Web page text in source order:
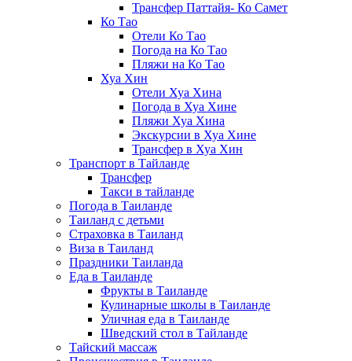
Трансфер Паттайя- Ко Самет
Ко Тао
Отели Ко Тао
Погода на Ко Тао
Пляжи на Ко Тао
Хуа Хин
Отели Хуа Хина
Погода в Хуа Хине
Пляжи Хуа Хина
Экскурсии в Хуа Хине
Трансфер в Хуа Хин
Транспорт в Тайланде
Трансфер
Такси в тайланде
Погода в Таиланде
Таиланд с детьми
Страховка в Таиланд
Виза в Таиланд
Праздники Таиланда
Еда в Таиланде
Фрукты в Таиланде
Кулинарные школы в Таиланде
Уличная еда в Таиланде
Шведский стол в Тайланде
Тайский массаж